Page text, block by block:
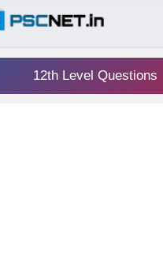
12th Level Questions